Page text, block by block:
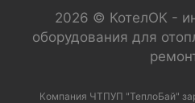
2026 © КотелОК -
оборудования для
Компания ЧТПУП "ТеплоБай"